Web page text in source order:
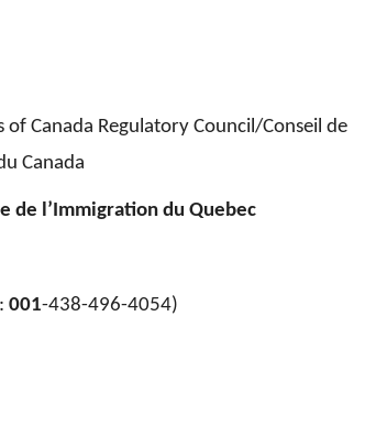
Canada Regulatory Council/Conseil de
Canada
de l’Immigration du Quebec
001-438-496-4054)